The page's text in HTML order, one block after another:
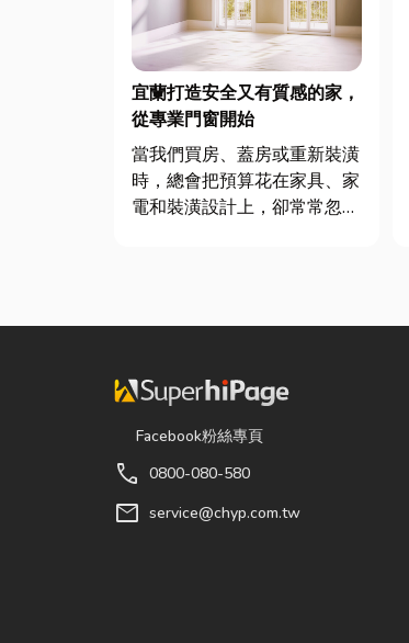
宜蘭打造安全又有質感的家，
從專業門窗開始
當我們買房、蓋房或重新裝潢
時，總會把預算花在家具、家
電和裝潢設計上，卻常常忽略
打...
Facebook粉絲專頁
call 0800-080-580
mail service@chyp.com.tw